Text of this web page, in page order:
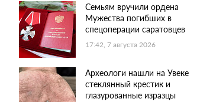
Семьям вручили ордена
Мужества погибших в
спецоперации саратовцев
17:42, 7 августа 2026
Археологи нашли на Увеке
стеклянный крестик и
глазурованные изразцы